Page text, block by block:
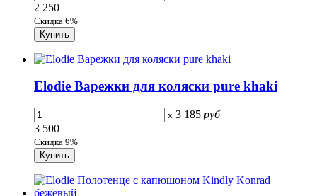
2 250
Скидка 6%
Elodie Варежки для коляски pure khaki
x 3 185 руб
3 500
Скидка 9%